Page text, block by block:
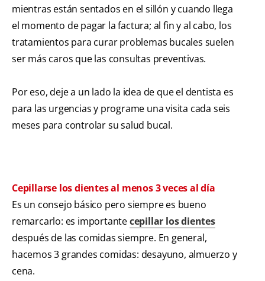
mientras están sentados en el sillón y cuando llega
el momento de pagar la factura; al fin y al cabo, los
tratamientos para curar problemas bucales suelen
ser más caros que las consultas preventivas.
Por eso, deje a un lado la idea de que el dentista es
para las urgencias y programe una visita cada seis
meses para controlar su salud bucal.
Cepillarse los dientes al menos 3 veces al día
Es un consejo básico pero siempre es bueno
remarcarlo: es importantecepillar los dientes
después de las comidas siempre. En general,
hacemos 3 grandes comidas: desayuno, almuerzo y
cena.